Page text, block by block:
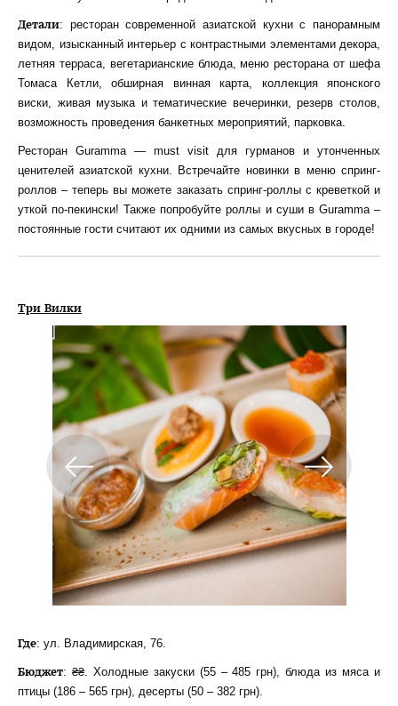
Детали: ресторан современной азиатской кухни с панорамным
видом, изысканный интерьер с контрастными элементами декора,
летняя терраса, вегетарианские блюда, меню ресторана от шефа
Томаса Кетли, обширная винная карта, коллекция японского
виски, живая музыка и тематические вечеринки, резерв столов,
возможность проведения банкетных мероприятий, парковка.
Ресторан Guramma — must visit для гурманов и утонченных
ценителей азиатской кухни. Встречайте новинки в меню спринг-
роллов – теперь вы можете заказать спринг-роллы с креветкой и
уткой по-пекински! Также попробуйте роллы и суши в Guramma –
постоянные гости считают их одними из самых вкусных в городе!
Три Вилки
Где: ул. Владимирская, 76.
Бюджет: ₴₴. Холодные закуски (55 – 485 грн), блюда из мяса и
птицы (186 – 565 грн), десерты (50 – 382 грн).